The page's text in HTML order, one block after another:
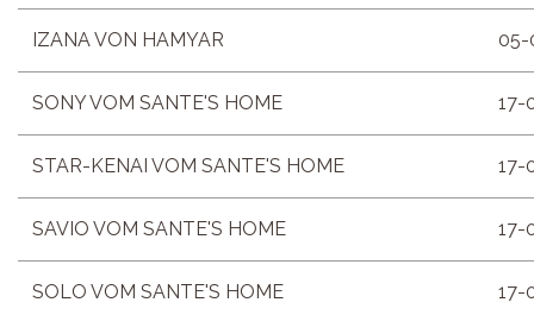
IZANA VON HAMYAR 05-
SONY VOM SANTE'S HOME 17-
STAR-KENAI VOM SANTE'S HOME 17-
SAVIO VOM SANTE'S HOME 17-
SOLO VOM SANTE'S HOME 17-